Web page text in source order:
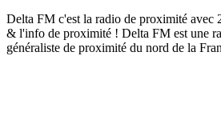
Delta FM c'est la radio de proximité avec
& l'info de proximité ! Delta FM est une
généraliste de proximité du nord de la